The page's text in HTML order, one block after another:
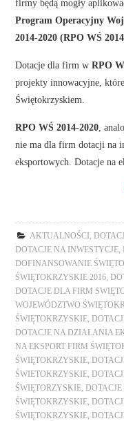
firmy będą mogły
Program Operacyjny
2014-2020 (RPO WŚ
Dotacje dla firm wRPO
projekty innowacyjne,
Świętokrzyskiem.
RPO WŚ 2014-2020,
nie ma dla firm dotacji na
eksportowych. Dotacje na
AKTUALNOŚCI ,
DOTACJE NA INWESTYCJE,
DOFINANSOWANIE
ŚWIĘTOKRZYSKIE 2016,
DOTACJE DLA FIRM
WOJEWÓDZTWO
ŚWIĘTOKRZYSKIE,
DOTACJE NA DZIAŁANIA
NA EKSPORT FIRM
ŚWIĘTOKRZYSKIE,
ŚWIETOKRZYSKIE,
ŚWIĘTORZYSKIE,
ŚWIĘTOKRZYSKIE,
ŚWIĘTOKRZYSKIE,